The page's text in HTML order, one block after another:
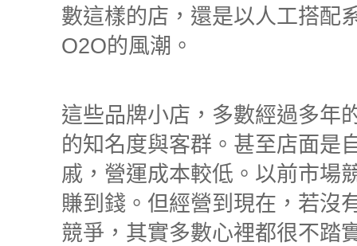
數這樣的店，還是以人工搭配
O2O的風潮。
這些品牌小店，多數經過多年
的知名度與客群。甚至店面是
戚，營運成本較低。以前市場
賺到錢。但經營到現在，若沒
競爭，其實多數心裡都很不踏